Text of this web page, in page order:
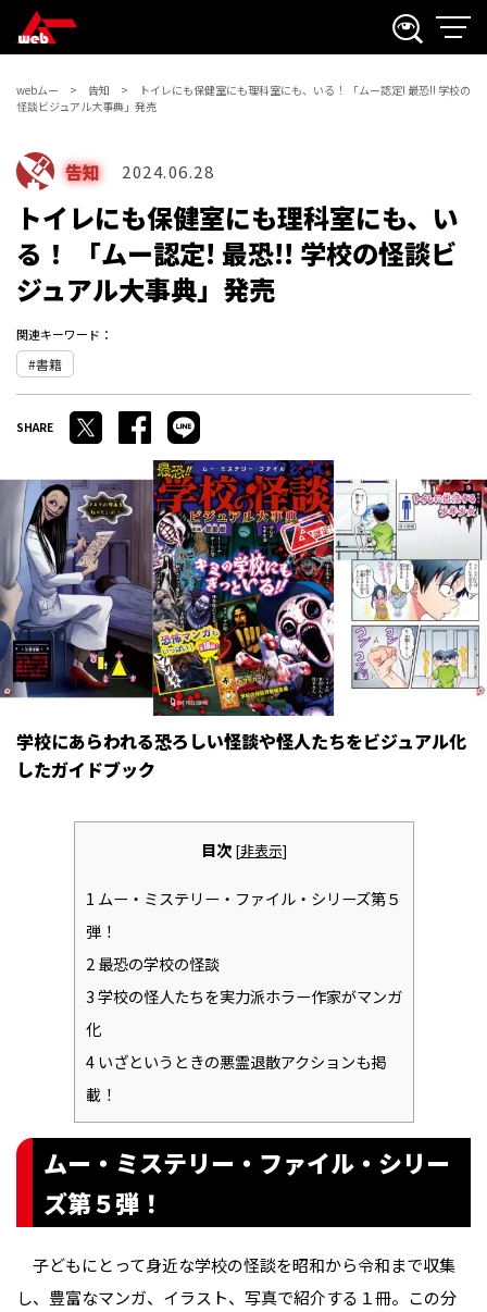
webムー 告知
トイレにも保健室にも理科室にも、いる！ 「ムー認定! 最恐!! 学校の
怪談ビジュアル大事典」発売
告知 2024.06.28
トイレにも保健室にも理科室にも、い
る！ 「ムー認定! 最恐!! 学校の怪談ビ
ジュアル大事典」発売
関連キーワード：
書籍
学校にあらわれる恐ろしい怪談や怪人たちをビジュアル化
したガイドブック
目次 [非表示]
1 ムー・ミステリー・ファイル・シリーズ第５
弾！
2最恐の学校の怪談
3学校の怪人たちを実力派ホラー作家がマンガ
化
4いざというときの悪霊退散アクションも掲
載！
ムー・ミステリー・ファイル・シリー
ズ第５弾！
子どもにとって身近な学校の怪談を昭和から令和まで収集
し、豊富なマンガ、イラスト、写真で紹介する１冊。この分